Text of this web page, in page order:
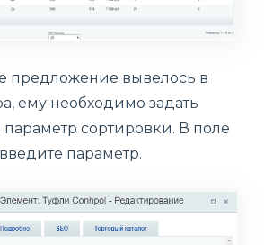
предложение вывелось в
ему необходимо задать
сортировки. В поле
параметр.